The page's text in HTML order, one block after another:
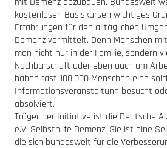
kostenlosen Basiskursen wichtiges
Erfahrungen für den alltäglichen
Demenz vermittelt. Denn Menschen
man nicht nur in der Familie, sondern
Nachbarschaft oder eben auch am
haben fast 108.000 Menschen eine
Informationsveranstaltung besucht
absolviert.
Träger der Initiative ist die Deutsche
e.V. Selbsthilfe Demenz. Sie ist eine
die sich bundesweit für die